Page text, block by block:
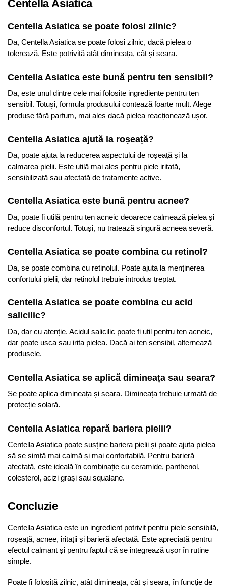
Centella Asiatica
Centella Asiatica se poate folosi zilnic?
Da, Centella Asiatica se poate folosi zilnic, dacă pielea o
tolerează. Este potrivită atât dimineața, cât și seara.
Centella Asiatica este bună pentru ten sensibil?
Da, este unul dintre cele mai folosite ingrediente pentru ten
sensibil. Totuși, formula produsului contează foarte mult. Alege
produse fără parfum, mai ales dacă pielea reacționează ușor.
Centella Asiatica ajută la roșeață?
Da, poate ajuta la reducerea aspectului de roșeață și la
calmarea pielii. Este utilă mai ales pentru piele iritată,
sensibilizată sau afectată de tratamente active.
Centella Asiatica este bună pentru acnee?
Da, poate fi utilă pentru ten acneic deoarece calmează pielea și
reduce disconfortul. Totuși, nu tratează singură acneea severă.
Centella Asiatica se poate combina cu retinol?
Da, se poate combina cu retinolul. Poate ajuta la menținerea
confortului pielii, dar retinolul trebuie introdus treptat.
Centella Asiatica se poate combina cu acid
salicilic?
Da, dar cu atenție. Acidul salicilic poate fi util pentru ten acneic,
dar poate usca sau irita pielea. Dacă ai ten sensibil, alternează
produsele.
Centella Asiatica se aplică dimineața sau seara?
Se poate aplica dimineața și seara. Dimineața trebuie urmată de
protecție solară.
Centella Asiatica repară bariera pielii?
Centella Asiatica poate susține bariera pielii și poate ajuta pielea
să se simtă mai calmă și mai confortabilă. Pentru barieră
afectată, este ideală în combinație cu ceramide, panthenol,
colesterol, acizi grași sau squalane.
Concluzie
Centella Asiatica este un ingredient potrivit pentru piele sensibilă,
roșeață, acnee, iritații și barieră afectată. Este apreciată pentru
efectul calmant și pentru faptul că se integrează ușor în rutine
simple.
Poate fi folosită zilnic, atât dimineața, cât și seara, în funcție de